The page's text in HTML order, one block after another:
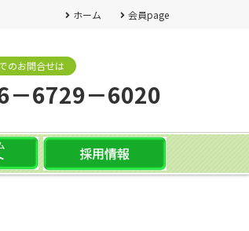
ホーム 会員page
のお問合せは
－6729－6020